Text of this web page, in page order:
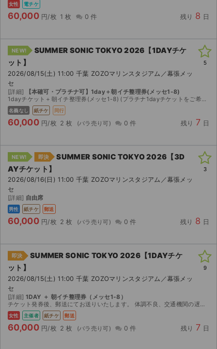
女性 電チケ
60,000 円/枚 1 枚 0 件 残り 8 日
NEW!
SUMMER SONIC TOKYO 2026【1DAYチケ
ット】
2026/08/15(土) 11:00 千葉 ZOZOマリンスタジアム／幕張メッ
セ
[詳細]
【本確可・プラチナ可】1day＋朝イチ整理券(メッセ1-8)
1dayチケット＋朝イチ整理券(メッセ1-8) (プラチナ1dayチケットをご希望の場合は＋5000円で変更可能ですのでコメントお願いいたします) 本人確認対応可能です。 当日開場時刻前にお...
名義なし 紙チケ 同行
60,000 円/枚 2 枚 0 件 残り 7 日
5
NEW! 即決
SUMMER SONIC TOKYO 2026【3D
AYチケット】
2026/08/16(日) 11:00 千葉 ZOZOマリンスタジアム／幕張メッ
セ
[詳細] 自由席
男性 紙チケ 郵送
60,000 円/枚 2 枚 0 件 残り 8 日
3
即決
SUMMER SONIC TOKYO 2026【1DAYチケ
ット】
2026/08/15(土) 11:00 千葉 ZOZOマリンスタジアム／幕張メッ
セ
[詳細] 1DAY ＋ 朝イチ整理券（メッセ1-8）
チケット発券後、郵送にてお送りいたします。 体調不良、交通機関の遅延、お目当てのアーティストの不在等主催者側の公演中止以外いかなる理由・場合もキャンセルや返金はいたしかねます。
女性 主催者 紙チケ 郵送
60,000 円/枚 2 枚 0 件 残り 7 日
9